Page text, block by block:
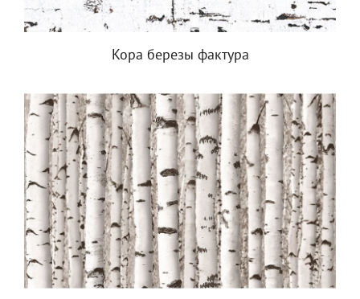
Кора березы фактура